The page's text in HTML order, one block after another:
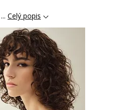
Celý popis